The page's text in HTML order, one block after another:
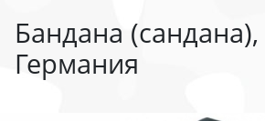
Бандана
Германия